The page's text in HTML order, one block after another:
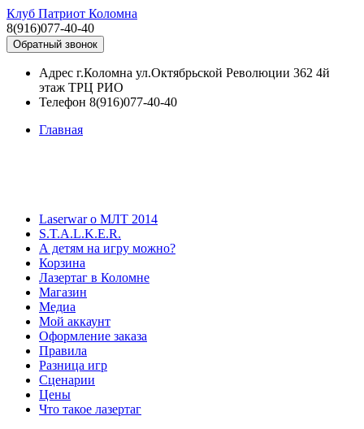
Клуб Патриот Коломна
8(916)077-40-40
Обратный звонок
Адрес г.Коломна ул.Октябрьской Революции 362 4й
этаж ТРЦ РИО
Телефон 8(916)077-40-40
Главная
Laserwar о МЛТ 2014
S.T.A.L.K.E.R.
А детям на игру можно?
Корзина
Лазертаг в Коломне
Магазин
Медиа
Мой аккаунт
Оформление заказа
Правила
Разница игр
Сценарии
Цены
Что такое лазертаг